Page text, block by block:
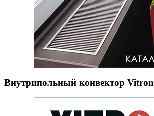
Внутрипольный конвектор Vitron